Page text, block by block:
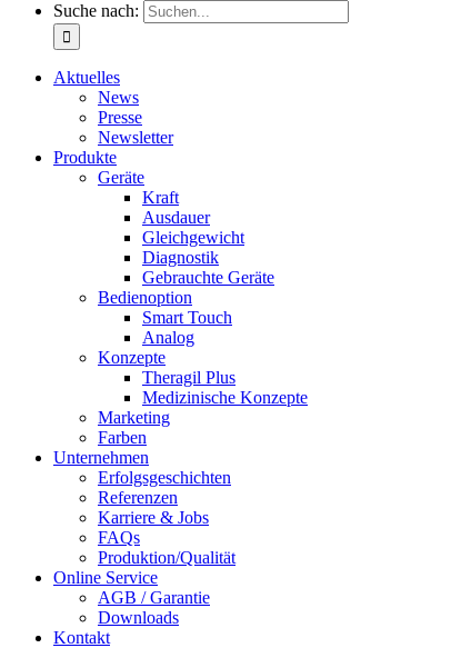
Suche nach:
Aktuelles
News
Presse
Newsletter
Produkte
Geräte
Kraft
Ausdauer
Gleichgewicht
Diagnostik
Gebrauchte Geräte
Bedienoption
Smart Touch
Analog
Konzepte
Theragil Plus
Medizinische Konzepte
Marketing
Farben
Unternehmen
Erfolgsgeschichten
Referenzen
Karriere & Jobs
FAQs
Produktion/Qualität
Online Service
AGB / Garantie
Downloads
Kontakt